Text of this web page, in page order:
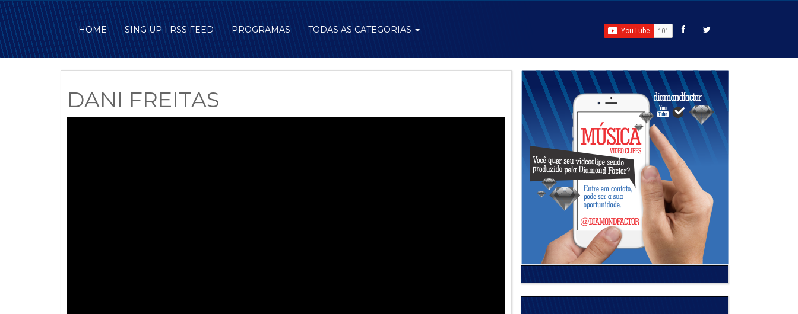
HOME SING UP I RSS FEED PROGRAMAS TODAS AS CATEGORIAS
DANI FREITAS